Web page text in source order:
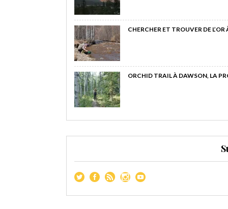
CHERCHER ET TROUVER DE
ORCHID TRAIL À DAWSON, LA